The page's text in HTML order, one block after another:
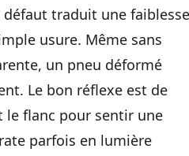
défaut traduit une faiblesse
usure. Même sans
un pneu déformé
Le bon réflexe est de
le flanc pour sentir une
parfois en lumière